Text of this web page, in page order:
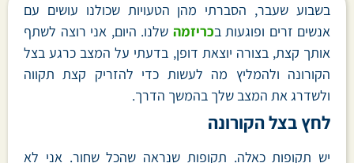
בשבוע שעבר, הסברתי מהן הטעויות שכולנו עושים עם
אנשים זרים ופוגעות בכריזמה שלנו. היום, אני רוצה לשתף
אותך קצת, בצורה יוצאת דופן, בדעתי על המצב כרגע בצל
הקורונה ולהמליץ מה לעשות כדי להזריק קצת תקווה
ולשדרג את המצב שלך בהמשך הדרך.
לחץ בצל הקורונה
יש תקופות כאלה. תקופות שנראה שהכל שחור. אני לא